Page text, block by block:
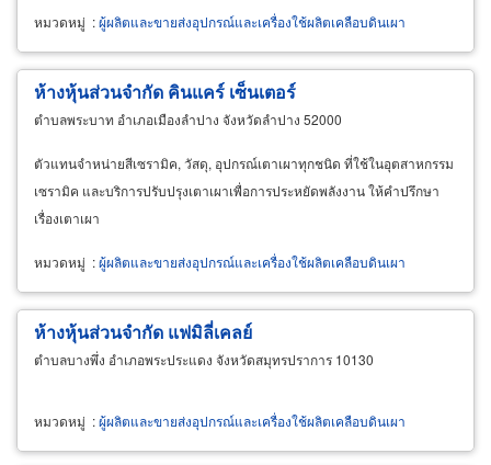
หมวดหมู่ :ผู้ผลิตและขายส่งอุปกรณ์และเครื่องใช้ผลิตเคลือบดินเผา
ห้างหุ้นส่วนจำกัด คินแคร์ เซ็นเตอร์
ตำบลพระบาท อำเภอเมืองลำปาง จังหวัดลำปาง 52000
ตัวแทนจำหน่ายสีเซรามิค, วัสดุ, อุปกรณ์เตาเผาทุกชนิด ที่ใช้ในอุตสาหกรรม
เซรามิค และบริการปรับปรุงเตาเผาเพื่อการประหยัดพลังงาน ให้คำปรึกษา
เรื่องเตาเผา
หมวดหมู่ :ผู้ผลิตและขายส่งอุปกรณ์และเครื่องใช้ผลิตเคลือบดินเผา
ห้างหุ้นส่วนจำกัด แฟมิลี่เคลย์
ตำบลบางพึ่ง อำเภอพระประแดง จังหวัดสมุทรปราการ 10130
หมวดหมู่ :ผู้ผลิตและขายส่งอุปกรณ์และเครื่องใช้ผลิตเคลือบดินเผา